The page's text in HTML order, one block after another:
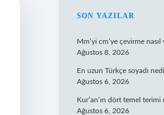
SON YAZILAR
Mm’yi cm’ye çevirme nasıl
Ağustos 8, 2026
En uzun Türkçe soyadı
Ağustos 6, 2026
Kur’an’ın dört temel terimi
Ağustos 6, 2026